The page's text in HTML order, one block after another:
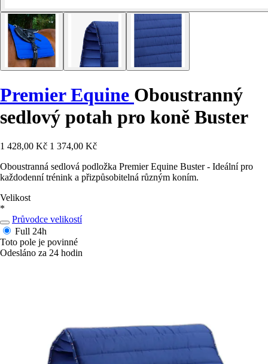
Premier Equine Oboustranný
sedlový potah pro koně Buster
1 428,00 Kč 1 374,00 Kč
Oboustranná sedlová podložka Premier Equine Buster - Ideální pro
každodenní trénink a přizpůsobitelná různým koním.
Velikost
*
Průvodce velikostí
Full 24h
Toto pole je povinné
Odesláno za 24 hodin